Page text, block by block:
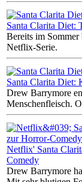
Santa Clarita Diet:
Bereits im
Netflix-Serie.
Santa Clarita Diet:
Drew Barrymore
Menschenfleisch.
Netflix' Santa
Comedy
Drew Barrymore